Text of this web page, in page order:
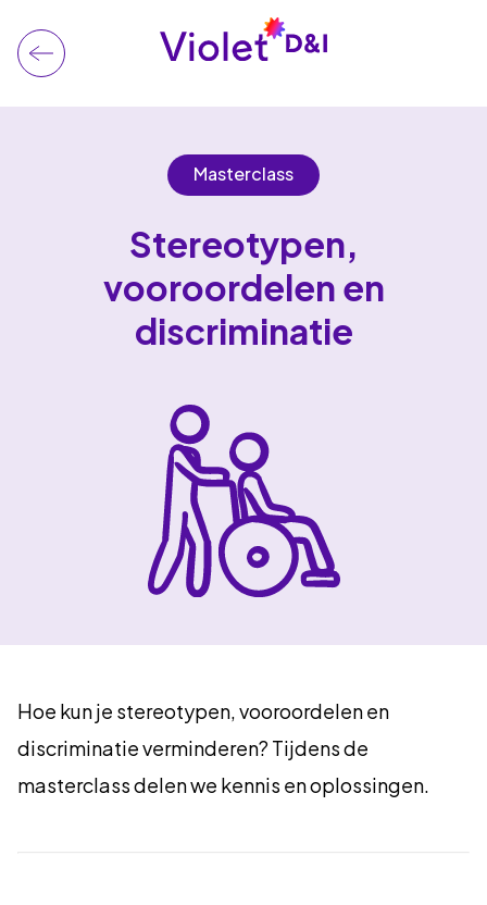
Masterclass
Stereotypen,
vooroordelen en
discriminatie
Hoe kun je stereotypen, vooroordelen en
discriminatie verminderen? Tijdens de
masterclass delen we kennis en oplossingen.